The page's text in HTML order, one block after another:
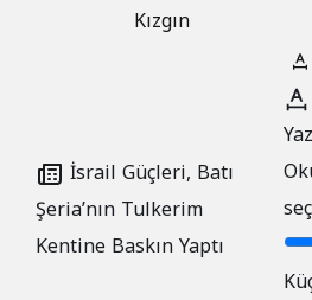
Kızgın
İsrail Güçleri, Batı
Şeria’nın Tulkerim
Kentine Baskın Yaptı